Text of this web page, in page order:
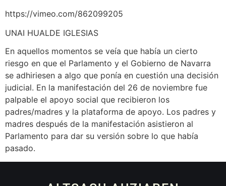
https://vimeo.com/862099205
UNAI HUALDE IGLESIAS
En aquellos momentos se veía que había un cierto
riesgo en que el Parlamento y el Gobierno de Navarra
se adhiriesen a algo que ponía en cuestión una decisión
judicial. En la manifestación del 26 de noviembre fue
palpable el apoyo social que recibieron los
padres/madres y la plataforma de apoyo. Los padres y
madres después de la manifestación asistieron al
Parlamento para dar su versión sobre lo que había
pasado.